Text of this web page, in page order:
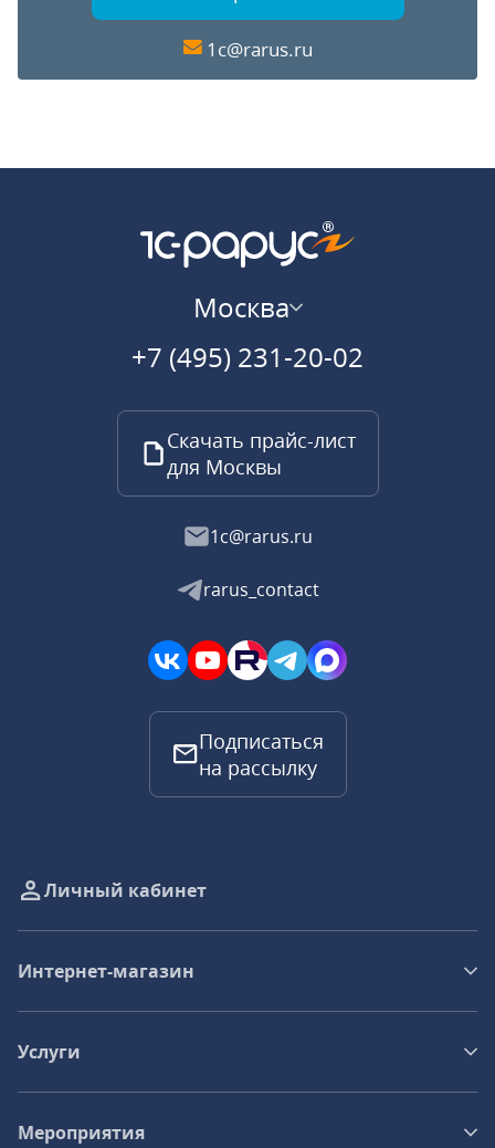
1c@rarus.ru
Москва
+7 (495) 231-20-02
Скачать прайс-лист
для Москвы
1c@rarus.ru
rarus_contact
Подписаться
на рассылку
Личный кабинет
Интернет-магазин
Услуги
Мероприятия